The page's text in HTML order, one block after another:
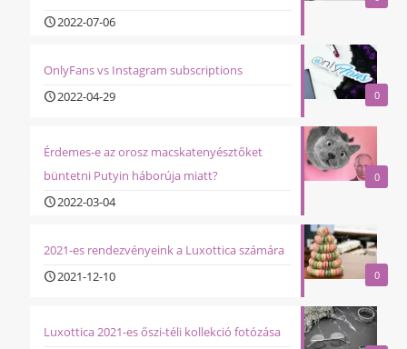
2022-07-06
0
OnlyFans vs Instagram subscriptions
2022-04-29
0
Érdemes-e az orosz macskatenyésztőket
büntetni Putyin háborúja miatt?
2022-03-04
0
2021-es rendezvényeink a Luxottica számára
2021-12-10
Luxottica 2021-es őszi-téli kollekció fotózása